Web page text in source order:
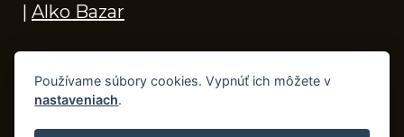
| Alko Bazar
© 2026 Kľučky na dvere, madlá, kovania,
Používame súbory cookies. Vypnúť ich môžete v
nastaveniach.